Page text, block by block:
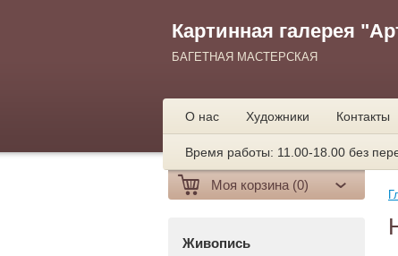
Картинная галерея
БАГЕТНАЯ МАСТЕРСКАЯ
О нас Художники Контакты
Время работы: 11.00-18.00 без
Моя корзина (0)
Живопись